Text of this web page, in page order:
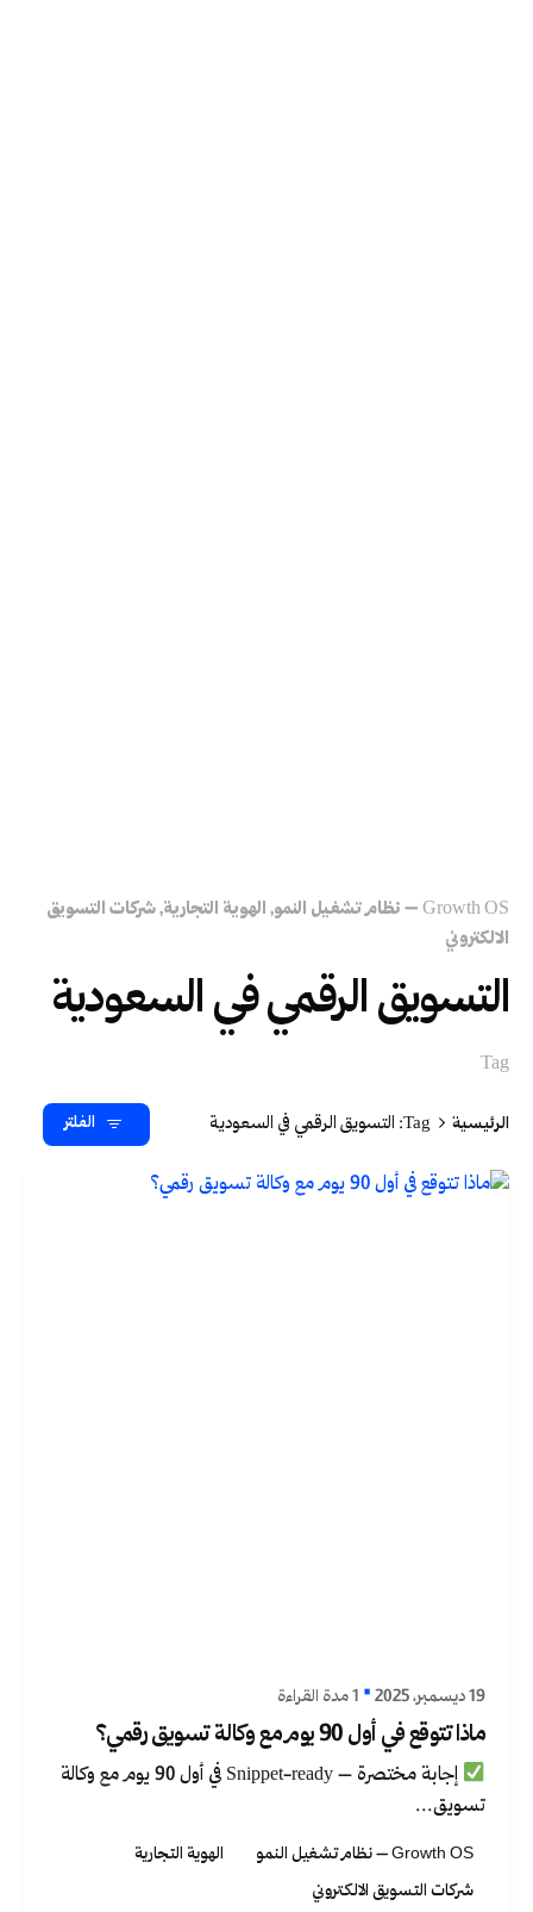
Growth OS – نظام تشغيل النمو الهوية التجارية شركات التسويق
الالكتروني
التسويق الرقمي في السعودية
Tag
الرئيسية Tag: التسويق الرقمي في السعودية الفلتر
19 ديسمبر، 2025 1 مدة القراءة
ماذا تتوقع في أول 90 يوم مع وكالة تسويق رقمي؟
إجابة مختصرة – Snippet-ready في أول 90 يوم مع وكالة
تسويق...
Growth OS – نظام تشغيل النمو
الهوية التجارية
شركات التسويق الالكتروني